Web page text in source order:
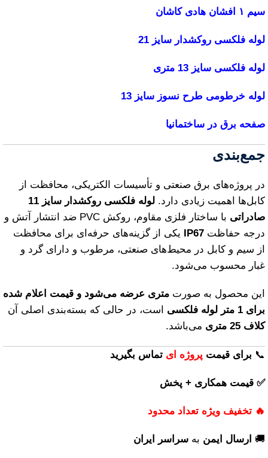
سیم ۱ افشان هادی کاشان
لوله فلکسی روکشدار سایز 21
لوله فلکسی سایز 13 متری
لوله خرطومی طرح نسوز سایز 13
صفحه برق در ساختمانیا
جمع‌بندی
در پروژه‌های برق صنعتی و تأسیسات الکتریکی، محافظت از
کابل‌ها اهمیت زیادی دارد.
لوله فلکسی روکشدار سایز 11
صادراتی
با ساختار فلزی مقاوم، روکش PVC ضد انتشار آتش و
درجه حفاظت IP67 یکی از گزینه‌های حرفه‌ای برای محافظت
از سیم و کابل در محیط‌های صنعتی، مرطوب و دارای گرد و
غبار محسوب می‌شود.
این محصول به صورت متری عرضه می‌شود و قیمت اعلام شده
برای 1 متر لوله فلکسی
است، در حالی که بسته‌بندی اصلی آن
کلاف 25 متری
می‌باشد.
📞 برای قیمت پروژه ای تماس بگیرید
✅ قیمت همکاری + پخش
🔥 تخفیف ویژه تعداد محدود
🚚 ارسال ایمن به سراسر ایران